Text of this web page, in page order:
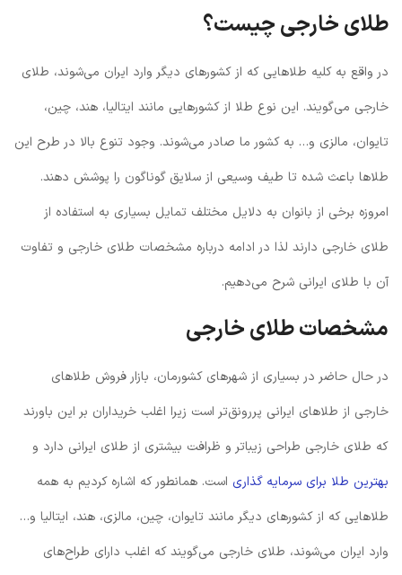
طلای خارجی چیست؟
در واقع به کلیه طلاهایی که از کشورهای دیگر وارد ایران می‌شوند، طلای
خارجی می‌گویند. این نوع طلا از کشورهایی مانند ایتالیا، هند، چین،
تایوان، مالزی و… به کشور ما صادر می‌شوند. وجود تنوع بالا در طرح این
طلاها باعث شده تا طیف وسیعی از سلایق گوناگون را پوشش دهند.
امروزه برخی از بانوان به دلایل مختلف تمایل بسیاری به استفاده از
طلای خارجی دارند لذا در ادامه درباره مشخصات طلای خارجی و تفاوت
آن با طلای ایرانی شرح می‌دهیم.
مشخصات طلای خارجی
در حال حاضر در بسیاری از شهرهای کشورمان، بازار فروش طلاهای
خارجی از طلاهای ایرانی پررونق‌تر است زیرا اغلب خریداران بر این باورند
که طلای خارجی طراحی زیباتر و ظرافت بیشتری از طلای ایرانی دارد و
بهترین طلا برای سرمایه گذاری است. همانطور که اشاره کردیم به همه
طلاهایی که از کشورهای دیگر مانند تایوان، چین، مالزی، هند، ایتالیا و…
وارد ایران می‌شوند، طلای خارجی می‌گویند که اغلب دارای طراح‌های